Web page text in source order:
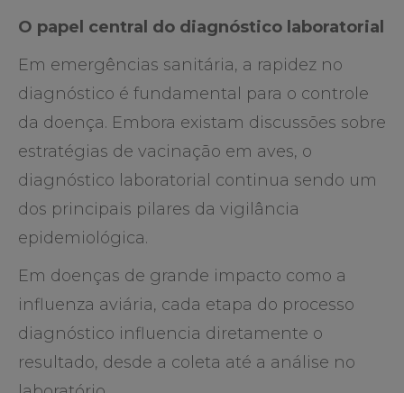
O papel central do diagnóstico laboratorial
Em emergências sanitária, a rapidez no
diagnóstico é fundamental para o controle
da doença. Embora existam discussões sobre
estratégias de vacinação em aves, o
diagnóstico laboratorial continua sendo um
dos principais pilares da vigilância
epidemiológica.
Em doenças de grande impacto como a
influenza aviária, cada etapa do processo
diagnóstico influencia diretamente o
resultado, desde a coleta até a análise no